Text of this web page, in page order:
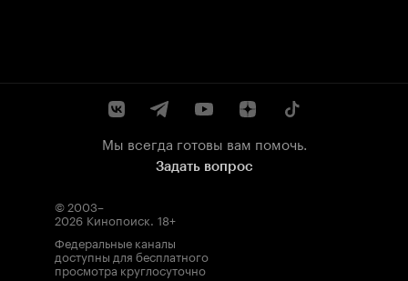
Мы всегда готовы вам помочь.
Задать вопрос
© 2003–
2026 Кинопоиск 18+
Федеральные каналы
доступны для бесплатного
просмотра круглосуточно